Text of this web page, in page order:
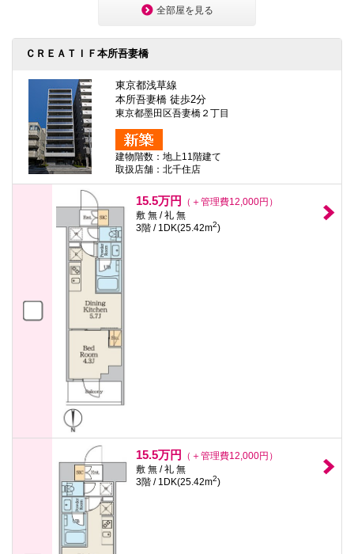
全部屋を見る
ＣＲＥＡＴＩＦ本所吾妻橋
東京都浅草線
本所吾妻橋 徒歩2分
東京都墨田区吾妻橋２丁目
建物階数：地上11階建て
取扱店舗：北千住店
15.5万円
（＋管理費12,000円）
敷 無 / 礼 無
3階 / 1DK(25.42m2)
15.5万円
（＋管理費12,000円）
敷 無 / 礼 無
3階 / 1DK(25.42m2)